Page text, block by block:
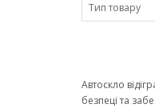
Тип товару
Автоскло
безпеці та